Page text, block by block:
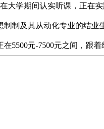
大学期间认实听课，正在
制及其从动化专业的结
5500元-7500元之间，跟着